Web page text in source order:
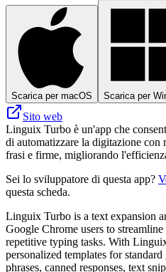
Scarica per macOS Scarica per
Sito web
Linguix Turbo è un'app che
di automatizzare la digitazione con
frasi e firme, migliorando
Sei lo sviluppatore di questa app?
questa scheda.
Linguix Turbo is a text expansion
Google Chrome users to
repetitive typing tasks. With
personalized templates for
phrases, canned responses, text